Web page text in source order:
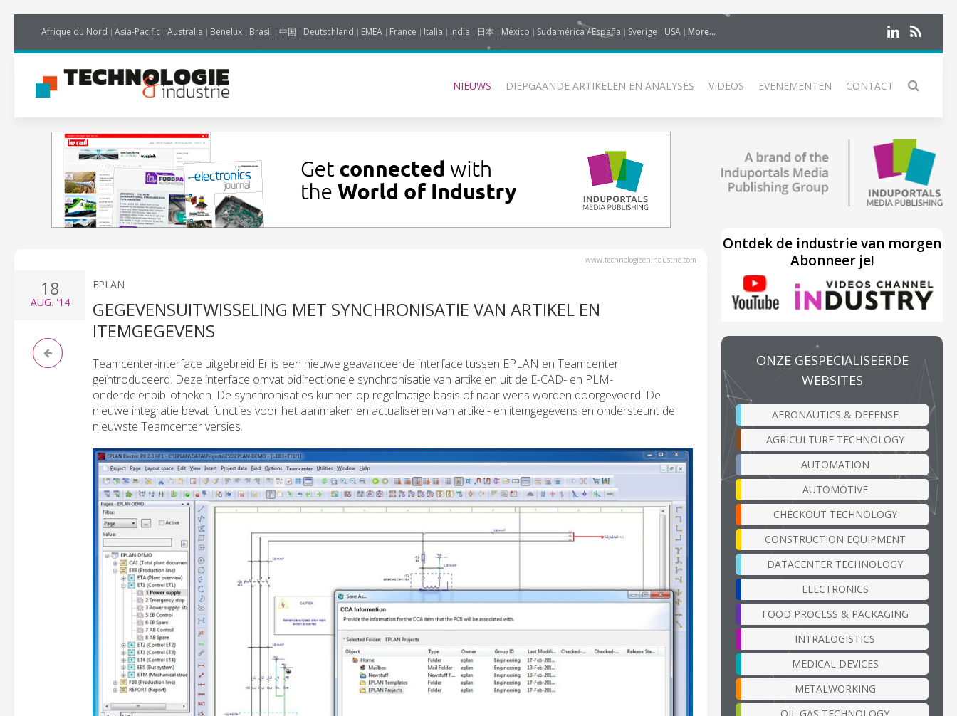
Afrique du Nord Asia-Pacific Australia Benelux Brasil 中国 Deutschland EMEA France Italia India 日本 México Sudamérica / España Sverige USA More...
NIEUWS DIEPGAANDE ARTIKELEN EN ANALYSES VIDEOS EVENEMENTEN CONTACT
www.technologieenindustrie.com
18
AUG. '14
EPLAN
GEGEVENSUITWISSELING MET SYNCHRONISATIE VAN ARTIKEL EN
ITEMGEGEVENS
Teamcenter-interface uitgebreid Er is een nieuwe geavanceerde interface tussen EPLAN en Teamcenter
geïntroduceerd. Deze interface omvat bidirectionele synchronisatie van artikelen uit de E-CAD- en PLM-
onderdelenbibliotheken. De synchronisaties kunnen op regelmatige basis of naar wens worden doorgevoerd. De
nieuwe integratie bevat functies voor het aanmaken en actualiseren van artikel- en itemgegevens en ondersteunt de
nieuwste Teamcenter versies.
Ontdek de industrie van morgen
Abonneer je!
ONZE GESPECIALISEERDE
WEBSITES
AERONAUTICS & DEFENSE
AGRICULTURE TECHNOLOGY
AUTOMATION
AUTOMOTIVE
CHECKOUT TECHNOLOGY
CONSTRUCTION EQUIPMENT
DATACENTER TECHNOLOGY
ELECTRONICS
FOOD PROCESS & PACKAGING
INTRALOGISTICS
MEDICAL DEVICES
METALWORKING
OIL GAS TECHNOLOGY